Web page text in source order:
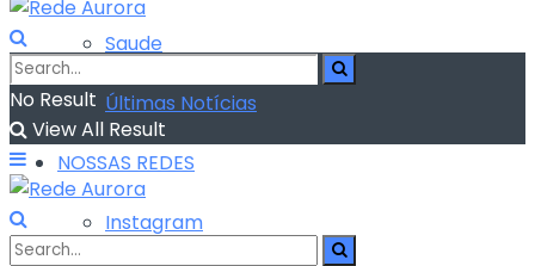
Saude
Últimas Notícias
NOSSAS REDES
Instagram
No Result
View All Result